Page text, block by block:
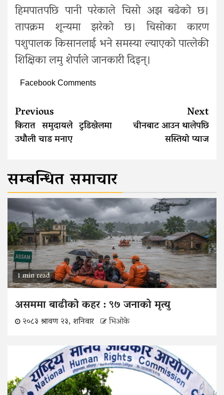
हिमपातपछि पानी परेकाले चिसो अझ बढेको छ।
तापक्रम शून्यमा झरेको छ। चिसोका कारण
पशुपालक किसानलाई भने समस्या ल्याएको पात्लेकी
शिक्षिका लमु शेर्पाले जानकारी दिइन्।
Facebook Comments
Continue
Reading
Previous
किरात समुदायले टुडिखेलमा
उधौली चाड मनाए
Next
चीनबाट आउन थालेपछि
सस्तियो प्याज
सम्बन्धित समाचार
1 min read
असममा बाढीको कहर : ९७ जनाको मृत्यु
२०८३ श्रावण २३, शनिवार भिओके